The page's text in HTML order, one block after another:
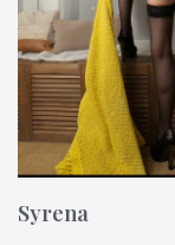
Syrena